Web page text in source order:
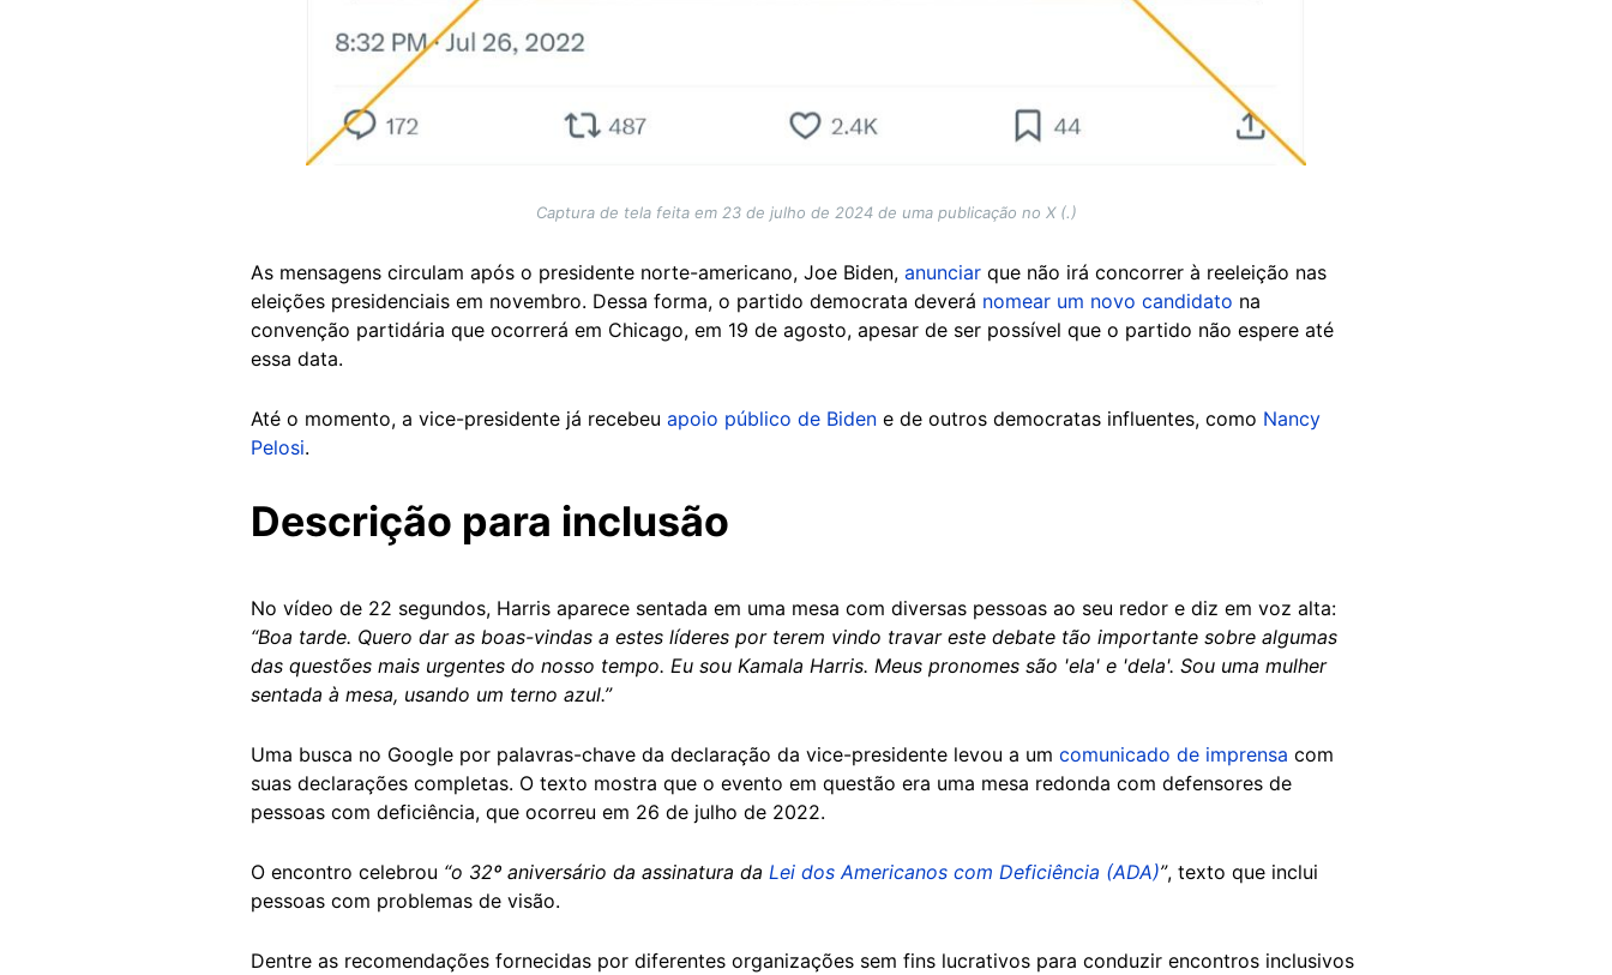
Captura de tela feita em 23 de julho de 2024 de uma publicação no X (.)
As mensagens circulam após o presidente norte-americano, Joe Biden, anunciar que não irá concorrer à reeleição nas
eleições presidenciais em novembro. Dessa forma, o partido democrata deverá nomear um novo candidato na
convenção partidária que ocorrerá em Chicago, em 19 de agosto, apesar de ser possível que o partido não espere até
essa data.
Até o momento, a vice-presidente já recebeu apoio público de Biden e de outros democratas influentes, como Nancy
Pelosi.
Descrição para inclusão
No vídeo de 22 segundos, Harris aparece sentada em uma mesa com diversas pessoas ao seu redor e diz em voz alta:
“Boa tarde. Quero dar as boas-vindas a estes líderes por terem vindo travar este debate tão importante sobre algumas
das questões mais urgentes do nosso tempo. Eu sou Kamala Harris. Meus pronomes são 'ela' e 'dela'. Sou uma mulher
sentada à mesa, usando um terno azul.”
Uma busca no Google por palavras-chave da declaração da vice-presidente levou a um comunicado de imprensa com
suas declarações completas. O texto mostra que o evento em questão era uma mesa redonda com defensores de
pessoas com deficiência, que ocorreu em 26 de julho de 2022.
O encontro celebrou “o 32º aniversário da assinatura da Lei dos Americanos com Deficiência (ADA)”, texto que inclui
pessoas com problemas de visão.
Dentre as recomendações fornecidas por diferentes organizações sem fins lucrativos para conduzir encontros inclusivos